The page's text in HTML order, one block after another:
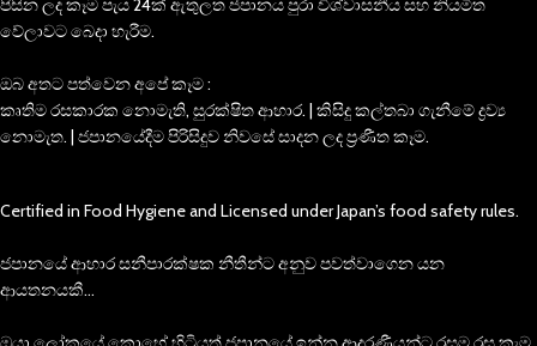
පිසින ලද කෑම පැය 24ක් ඇතුලත ජපානය පුරා විශ්වාසනීය සහ නියමිත
වේලාවට බෙදා හැරීම.
ඔබ අතට පත්වෙන අපේ කෑම :
කෘතිම රසකාරක නොමැති, සුරක්ෂිත ආහාර. | කිසිදු කල්තබා ගැනීමේ ද්‍රව්‍ය
නොමැත. | ජපානයේදීම පිරිසිදුව නිවසේ සාදන ලද ප්‍රණීත කෑම.
Certified in Food Hygiene and Licensed under Japan’s food safety rules.
ජපානයේ ආහාර සනීපාරක්ෂක නීතීන්ට අනුව පවත්වාගෙන යන
ආයතනයකී…